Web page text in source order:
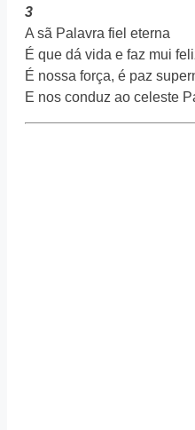
3
A sã Palavra fiel eterna
É que dá vida e faz mui
É nossa força, é paz
E nos conduz ao celeste